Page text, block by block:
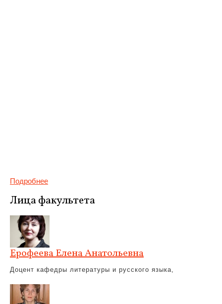
Подробнее
Лица факультета
Ерофеева Елена Анатольевна
Доцент кафедры литературы и русского языка,